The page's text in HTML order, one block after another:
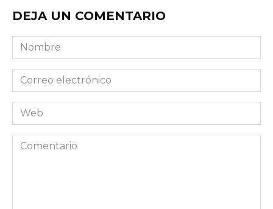
DEJA UN COMENTARIO
Nombre
Correo
electrónico
Web
Comentario